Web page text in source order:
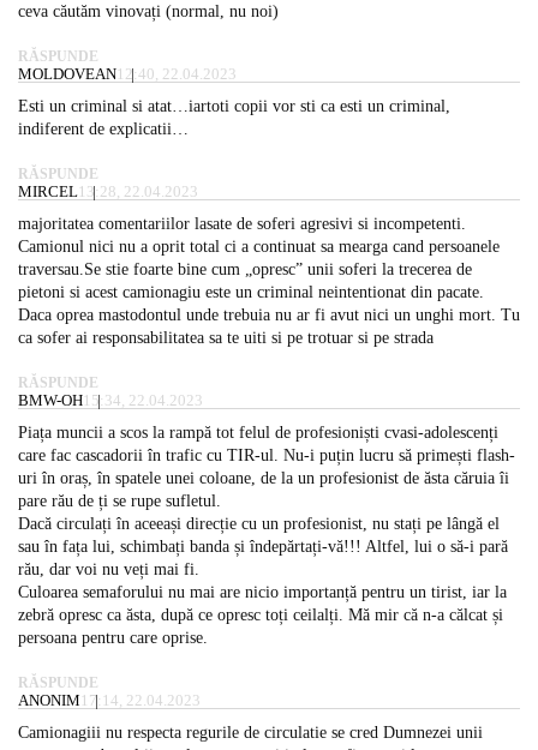
ceva căutăm vinovați (normal, nu noi)
RĂSPUNDE
MOLDOVEAN12:40, 22.04.2023
Esti un criminal si atat…iartoti copii vor sti ca esti un criminal,
indiferent de explicatii…
RĂSPUNDE
MIRCEL13:28, 22.04.2023
majoritatea comentariilor lasate de soferi agresivi si incompetenti.
Camionul nici nu a oprit total ci a continuat sa mearga cand persoanele
traversau.Se stie foarte bine cum „opresc” unii soferi la trecerea de
pietoni si acest camionagiu este un criminal neintentionat din pacate.
Daca oprea mastodontul unde trebuia nu ar fi avut nici un unghi mort. Tu
ca sofer ai responsabilitatea sa te uiti si pe trotuar si pe strada
RĂSPUNDE
BMW-OH15:34, 22.04.2023
Piața muncii a scos la rampă tot felul de profesioniști cvasi-adolescenți
care fac cascadorii în trafic cu TIR-ul. Nu-i puțin lucru să primești flash-
uri în oraș, în spatele unei coloane, de la un profesionist de ăsta căruia îi
pare rău de ți se rupe sufletul.
Dacă circulați în aceeași direcție cu un profesionist, nu stați pe lângă el
sau în fața lui, schimbați banda și îndepărtați-vă!!! Altfel, lui o să-i pară
rău, dar voi nu veți mai fi.
Culoarea semaforului nu mai are nicio importanță pentru un tirist, iar la
zebră opresc ca ăsta, după ce opresc toți ceilalți. Mă mir că n-a călcat și
persoana pentru care oprise.
RĂSPUNDE
ANONIM 17:14, 22.04.2023
Camionagiii nu respecta regurile de circulatie se cred Dumnezei unii